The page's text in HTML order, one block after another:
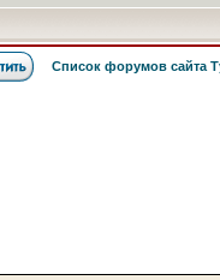
Список форумов сайта